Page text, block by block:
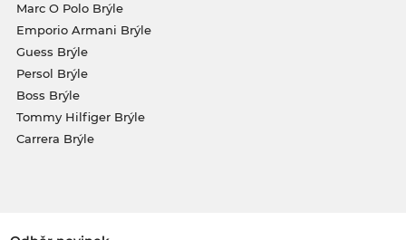
Marc O Polo Brýle
Emporio Armani Brýle
Guess Brýle
Persol Brýle
Boss Brýle
Tommy Hilfiger Brýle
Carrera Brýle